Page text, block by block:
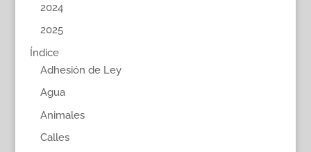
2024
2025
Índice
Adhesión de Ley
Agua
Animales
Calles